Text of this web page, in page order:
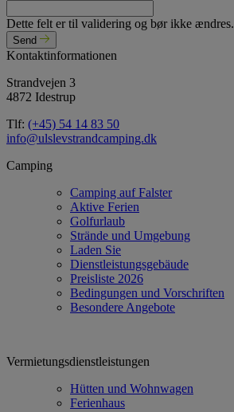
Dette felt er til validering og bør ikke ændres.
Send
Kontaktinformationen
Strandvejen 3
4872 Idestrup
Tlf: (+45) 54 14 83 50
info@ulslevstrandcamping.dk
Camping
Camping auf Falster
Aktive Ferien
Golfurlaub
Strände und Umgebung
Laden Sie
Dienstleistungsgebäude
Preisliste 2026
Bedingungen und Vorschriften
Besondere Angebote
Vermietungsdienstleistungen
Hütten und Wohnwagen
Ferienhaus